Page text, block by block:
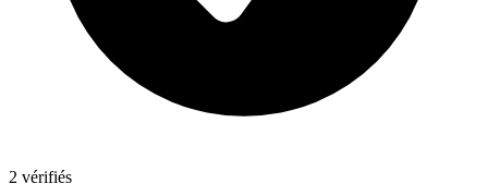
2 vérifiés